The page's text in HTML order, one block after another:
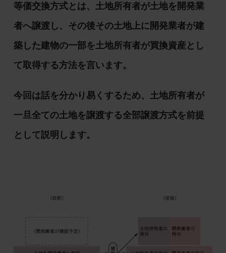
等価交換方式とは、土地所有者が土地を開発業
者へ譲渡し、その後その土地上に開発業者が建
築した建物の一部を土地所有者が買換資産とし
て取得する方法を言います。
今回は話を分かり易くするため、土地所有者が
一旦全ての土地を譲渡する全部譲渡方式を前提
として説明します。